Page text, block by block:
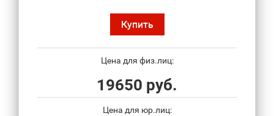
Купить
Цена для физ.лиц:
19650 руб.
Цена для юр.лиц: